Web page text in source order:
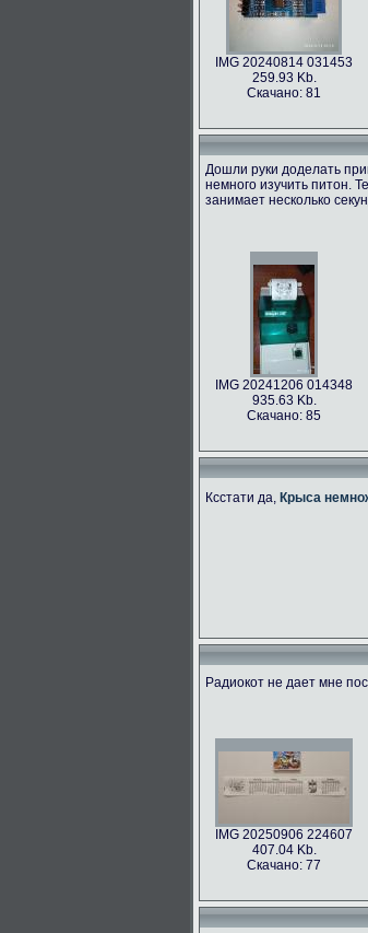
IMG 20240814 031453
259.93 Kb.
Скачано: 81
Дошли руки доделать
немного изучить питон.
занимает несколько
IMG 20241206 014348
935.63 Kb.
Скачано: 85
Ксстати да, Крыса
Радиокот не дает мне
IMG 20250906 224607
407.04 Kb.
Скачано: 77